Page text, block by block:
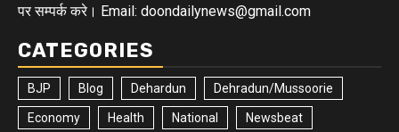
पर सम्पर्क करे। Email: doondailynews@gmail.com
CATEGORIES
BJP Blog Dehardun Dehradun/Mussoorie
Economy Health National Newsbeat